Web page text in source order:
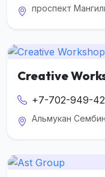
проспект
Creative
+7-702-949-
Альмукан